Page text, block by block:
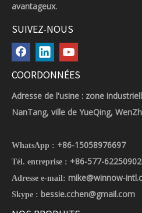
avantageux.
SUIVEZ-NOUS
COORDONNÉES
Adresse de l'usine : zone
NanTang, ville de YueQing,
WhatsApp : +86-15058976697
Tél. entreprise : +86-577-62250902
Adresse e-mail: mike@winnow-
Skype : bessie.cchen@gmail.com